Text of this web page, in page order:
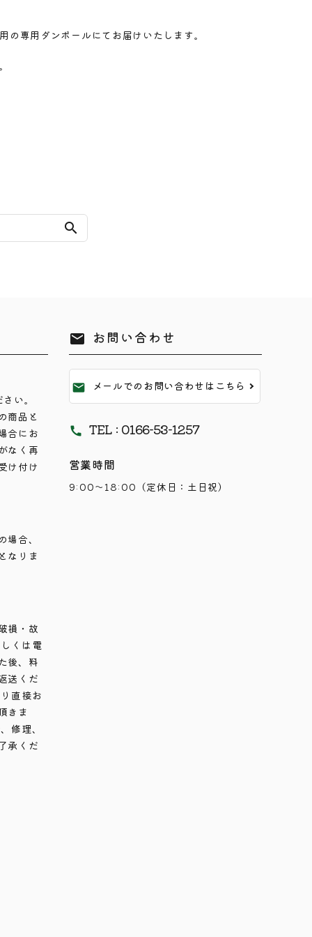
専用ダンボールにてお届けいたします。
search
い。
商品と
合にお
なく再
け付け
合、
なりま
損・故
くは電
後、料
送くだ
直接お
きま
修理、
承くだ
mail お問い合わせ
mail メールでのお問い合わせはこちら
call TEL : 0166-53-1257
営業時間
9:00～18:00（定休日：土日祝）